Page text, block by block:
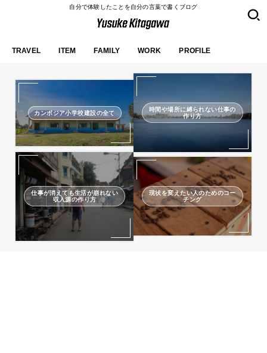
自分で体験したことを自分の言葉で書くブログ
TRAVEL ITEM FAMILY WORK PROFILE
カンボジア小学校建設の全て
時間や場所に縛られない仕事の
作り方
仕事が消えても生活が崩れない
収入源の作り方
現状を変えたい人のためのコー
チング